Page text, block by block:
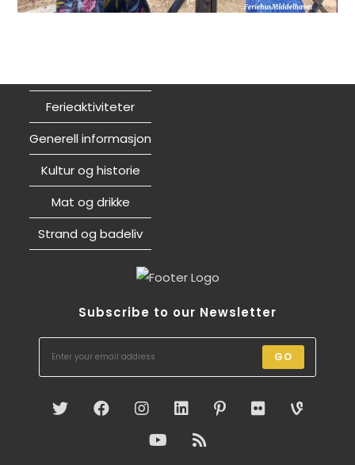
Ferieaktiviteter
Generell informasjon
Kultur og historie
Mat og drikke
Strand og badeliv
Subscribe to our Newsletter
GO